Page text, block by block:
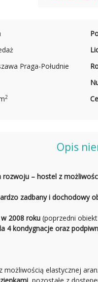
Praga-Południe
2
Opis
– hostel z
zadbany i dochodowy
w 2008 roku (poprzedni
4 kondygnacje oraz
możliwością elastycznej